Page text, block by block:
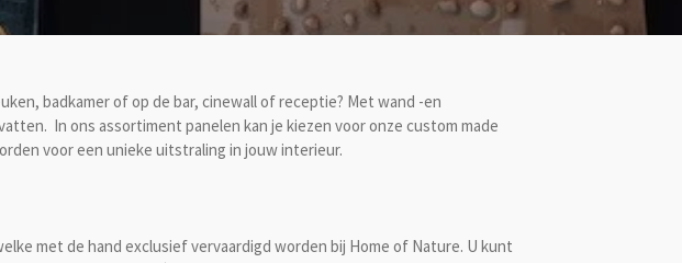
badkamer of op de bar, cinewall of receptie? Met wand -en
In ons assortiment panelen kan je kiezen voor onze custom made
voor een unieke uitstraling in jouw interieur.
met de hand exclusief vervaardigd worden bij Home of Nature. U kunt